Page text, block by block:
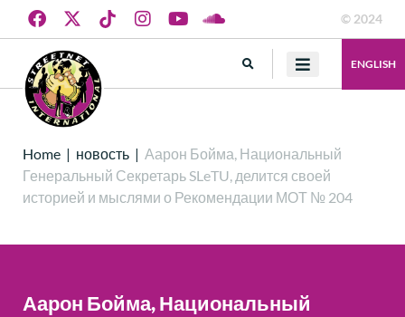
© 2024
ENGLISH
Home | новость | Аарон Бойма, Национальный
Генеральный Секретарь SLeTU, делится своей
историей и мыслями о Рекомендации МОТ № 204
Аарон Бойма, Национальный